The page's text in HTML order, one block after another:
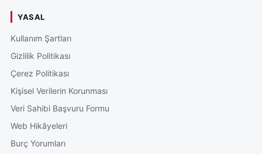
YASAL
Kullanım Şartları
Gizlilik Politikası
Çerez Politikası
Kişisel Verilerin Korunması
Veri Sahibi Başvuru Formu
Web Hikâyeleri
Burç Yorumları